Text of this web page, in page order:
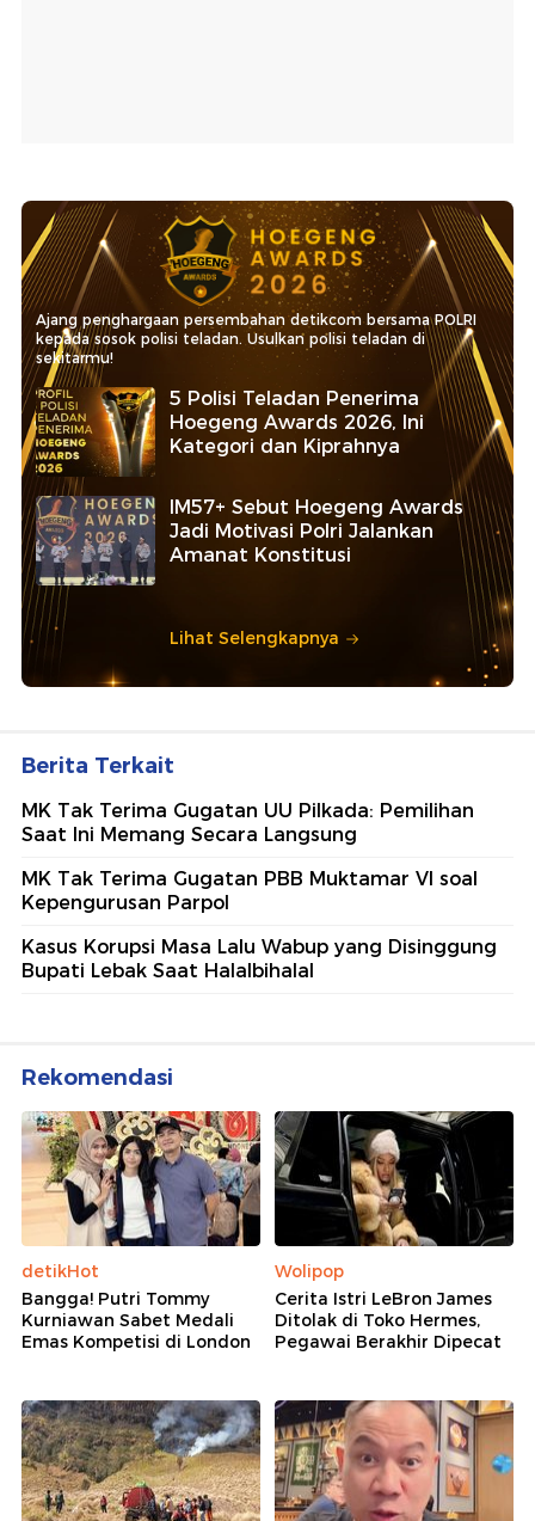
Ajang penghargaan persembahan detikcom bersama POLRI
kepada sosok polisi teladan. Usulkan polisi teladan di
sekitarmu!
5 Polisi Teladan Penerima
Hoegeng Awards 2026, Ini
Kategori dan Kiprahnya
IM57+ Sebut Hoegeng Awards
Jadi Motivasi Polri Jalankan
Amanat Konstitusi
Lihat Selengkapnya
Berita Terkait
MK Tak Terima Gugatan UU Pilkada: Pemilihan
Saat Ini Memang Secara Langsung
MK Tak Terima Gugatan PBB Muktamar VI soal
Kepengurusan Parpol
Kasus Korupsi Masa Lalu Wabup yang Disinggung
Bupati Lebak Saat Halalbihalal
Rekomendasi
detikHot
Bangga! Putri Tommy
Kurniawan Sabet Medali
Emas Kompetisi di London
Wolipop
Cerita Istri LeBron James
Ditolak di Toko Hermes,
Pegawai Berakhir Dipecat